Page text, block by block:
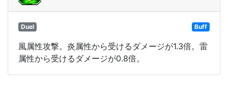
Duel Buff
風属性攻撃。炎属性から受けるダメージが1.3倍。雷
属性から受けるダメージが0.8倍。